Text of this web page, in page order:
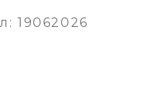
19062026